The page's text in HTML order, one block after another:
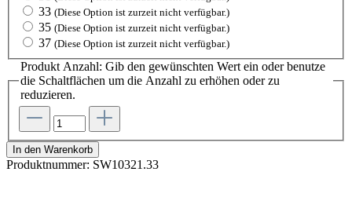
33 (Diese Option ist zurzeit nicht verfügbar.)
35 (Diese Option ist zurzeit nicht verfügbar.)
37 (Diese Option ist zurzeit nicht verfügbar.)
Produkt Anzahl: Gib den gewünschten Wert ein oder benutze
die Schaltflächen um die Anzahl zu erhöhen oder zu
reduzieren.
In den Warenkorb
Produktnummer: SW10321.33